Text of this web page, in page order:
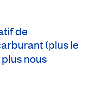
de
(plus le
nous